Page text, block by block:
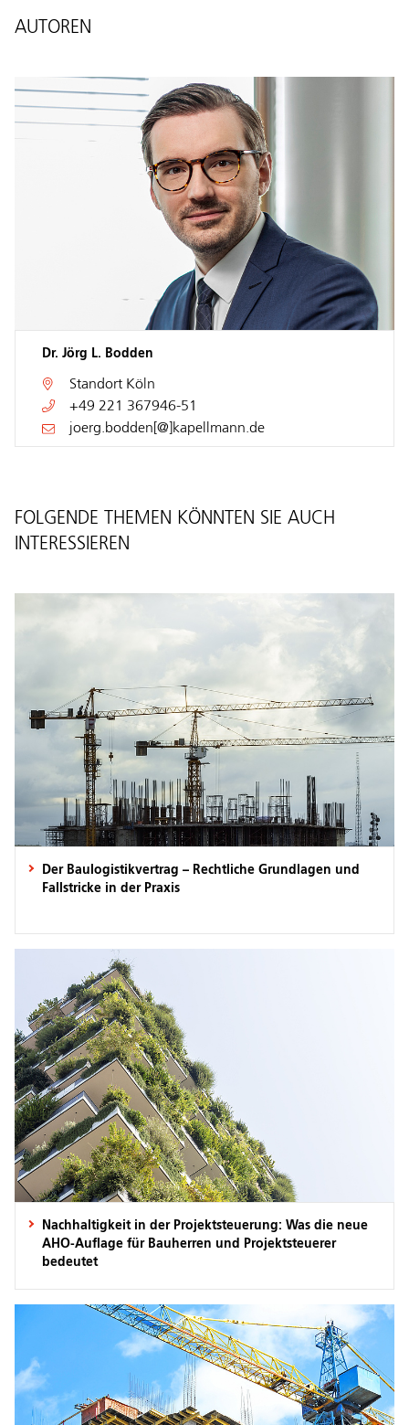
AUTOREN
Dr. Jörg L. Bodden
Standort Köln
+49 221 367946-51
joerg.bodden[@]kapellmann.de
FOLGENDE THEMEN KÖNNTEN SIE AUCH
INTERESSIEREN
Der Baulogistikvertrag – Rechtliche Grundlagen und
Fallstricke in der Praxis
Nachhaltigkeit in der Projektsteuerung: Was die neue
AHO-Auflage für Bauherren und Projektsteuerer
bedeutet